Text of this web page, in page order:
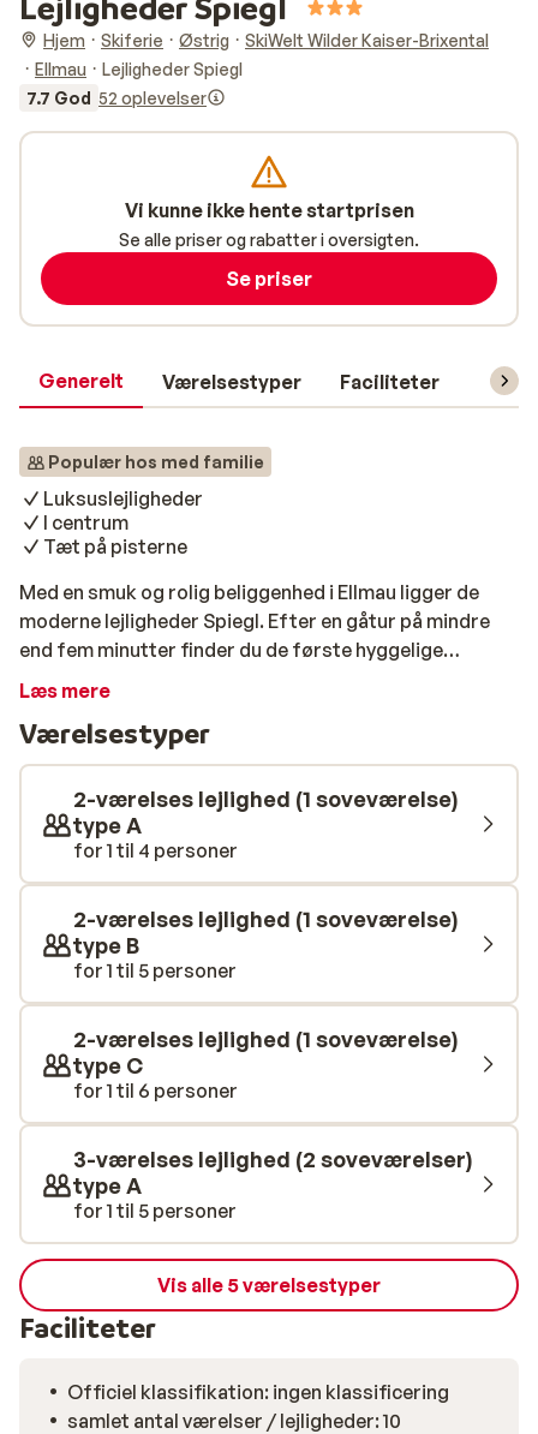
Hjem Skiferie Østrig
SkiWelt Wilder Kaiser-Brixental
Ellmau
Lejligheder Spiegl
7.7 God 52 oplevelser
Generelt Værelsestyper Faciliteter
Populær hos med familie
Luksuslejligheder
I centrum
Tæt på pisterne
Med en smuk og rolig beliggenhed i Ellmau ligger de
moderne lejligheder Spiegl. Efter en gåtur på mindre
end fem minutter finder du de første hyggelige
restauranter og butikker, og skibussen, der stopper
Alle lejligheder er indrettet i en moderne og velholdt stil
og har et hyggeligt og fuldt udstyret spisekøkken.
Desuden har alle lejligheder en balkon med
panoramaudsigt over de sneklædte bjerge.
Læs mere
Værelsestyper
2-værelses lejlighed (1 soveværelse)
type A
for 1 til 4 personer
2-værelses lejlighed (1 soveværelse)
type B
for 1 til 5 personer
2-værelses lejlighed (1 soveværelse)
type C
for 1 til 6 personer
3-værelses lejlighed (2 soveværelser)
type A
for 1 til 5 personer
Vis alle 5 værelsestyper
Faciliteter
Officiel klassifikation: ingen klassificering
samlet antal værelser / lejligheder: 10
Vi kunne ikke hente startprisen
Se alle priser og rabatter i oversigten.
Se priser